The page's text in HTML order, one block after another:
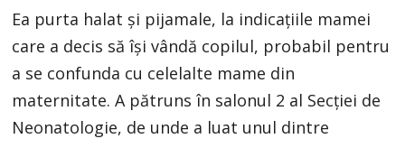
Ea purta halat și pijamale, la indicațiile mamei
care a decis să își vândă copilul, probabil pentru
a se confunda cu celelalte mame din
maternitate. A pătruns în salonul 2 al Secției de
Neonatologie, de unde a luat unul dintre